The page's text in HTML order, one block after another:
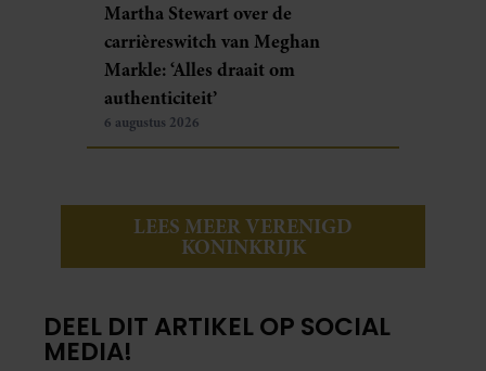
Martha Stewart over de
carrièreswitch van Meghan
Markle: ‘Alles draait om
authenticiteit’
6 augustus 2026
LEES MEER VERENIGD
KONINKRIJK
DEEL DIT ARTIKEL OP SOCIAL
MEDIA!